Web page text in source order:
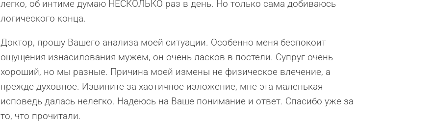
легко, об интиме думаю НЕСКОЛЬКО раз в день. Но только сама добиваюсь
логического конца.
Доктор, прошу Вашего анализа моей ситуации. Особенно меня беспокоит
ощущения изнасилования мужем, он очень ласков в постели. Супруг очень
хороший, но мы разные. Причина моей измены не физическое влечение, а
прежде духовное. Извините за хаотичное изложение, мне эта маленькая
исповедь далась нелегко. Надеюсь на Ваше понимание и ответ. Спасибо уже за
то, что прочитали.